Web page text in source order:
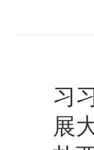
4
习
展